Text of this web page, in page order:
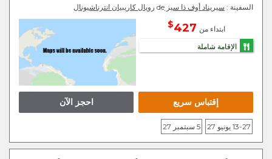
السفينة : سيريناد أوف ذا سيز de رويال كاريبيان انترناشيونال
ابتداء من 427
$
الإقامة شاملة
احجز الآن إقتباس سريع
13-27 يونيو 27 5 سبتمبر 27